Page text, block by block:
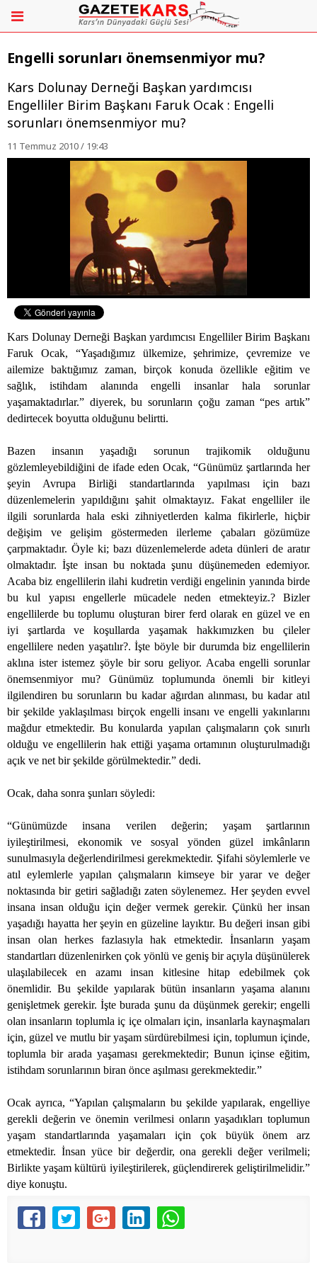
Engelli sorunları önemsenmiyor mu?
Kars Dolunay Derneği Başkan yardımcısı
Engelliler Birim Başkanı Faruk Ocak : Engelli
sorunları önemsenmiyor mu?
11 Temmuz 2010 / 19:43
Kars Dolunay Derneği Başkan yardımcısı Engelliler Birim Başkanı
Faruk Ocak, “Yaşadığımız ülkemize, şehrimize, çevremize ve
ailemize baktığımız zaman, birçok konuda özellikle eğitim ve
sağlık, istihdam alanında engelli insanlar hala sorunlar
yaşamaktadırlar.” diyerek, bu sorunların çoğu zaman “pes artık”
dedirtecek boyutta olduğunu belirtti.
Bazen insanın yaşadığı sorunun trajikomik olduğunu
gözlemleyebildiğini de ifade eden Ocak, “Günümüz şartlarında her
şeyin Avrupa Birliği standartlarında yapılması için bazı
düzenlemelerin yapıldığını şahit olmaktayız. Fakat engelliler ile
ilgili sorunlarda hala eski zihniyetlerden kalma fikirlerle, hiçbir
değişim ve gelişim göstermeden ilerleme çabaları gözümüze
çarpmaktadır. Öyle ki; bazı düzenlemelerde adeta dünleri de aratır
olmaktadır. İşte insan bu noktada şunu düşünemeden edemiyor.
Acaba biz engellilerin ilahi kudretin verdiği engelinin yanında birde
bu kul yapısı engellerle mücadele neden etmekteyiz.? Bizler
engellilerde bu toplumu oluşturan birer ferd olarak en güzel ve en
iyi şartlarda ve koşullarda yaşamak hakkımızken bu çileler
engellilere neden yaşatılır?. İşte böyle bir durumda biz engellilerin
aklına ister istemez şöyle bir soru geliyor. Acaba engelli sorunlar
önemsenmiyor mu? Günümüz toplumunda önemli bir kitleyi
ilgilendiren bu sorunların bu kadar ağırdan alınması, bu kadar atıl
bir şekilde yaklaşılması birçok engelli insanı ve engelli yakınlarını
mağdur etmektedir. Bu konularda yapılan çalışmaların çok sınırlı
olduğu ve engellilerin hak ettiği yaşama ortamının oluşturulmadığı
açık ve net bir şekilde görülmektedir.” dedi.
Ocak, daha sonra şunları söyledi:
“Günümüzde insana verilen değerin; yaşam şartlarının
iyileştirilmesi, ekonomik ve sosyal yönden güzel imkânların
sunulmasıyla değerlendirilmesi gerekmektedir. Şifahi söylemlerle ve
atıl eylemlerle yapılan çalışmaların kimseye bir yarar ve değer
noktasında bir getiri sağladığı zaten söylenemez. Her şeyden evvel
insana insan olduğu için değer vermek gerekir. Çünkü her insan
yaşadığı hayatta her şeyin en güzeline layıktır. Bu değeri insan gibi
insan olan herkes fazlasıyla hak etmektedir. İnsanların yaşam
standartları düzenlenirken çok yönlü ve geniş bir açıyla düşünülerek
ulaşılabilecek en azamı insan kitlesine hitap edebilmek çok
önemlidir. Bu şekilde yapılarak bütün insanların yaşama alanını
genişletmek gerekir. İşte burada şunu da düşünmek gerekir; engelli
olan insanların toplumla iç içe olmaları için, insanlarla kaynaşmaları
için, güzel ve mutlu bir yaşam sürdürebilmesi için, toplumun içinde,
toplumla bir arada yaşaması gerekmektedir; Bunun içinse eğitim,
istihdam sorunlarının biran önce aşılması gerekmektedir.”
Ocak ayrıca, “Yapılan çalışmaların bu şekilde yapılarak, engelliye
gerekli değerin ve önemin verilmesi onların yaşadıkları toplumun
yaşam standartlarında yaşamaları için çok büyük önem arz
etmektedir. İnsan yüce bir değerdir, ona gerekli değer verilmeli;
Birlikte yaşam kültürü iyileştirilerek, güçlendirerek geliştirilmelidir.”
diye konuştu.